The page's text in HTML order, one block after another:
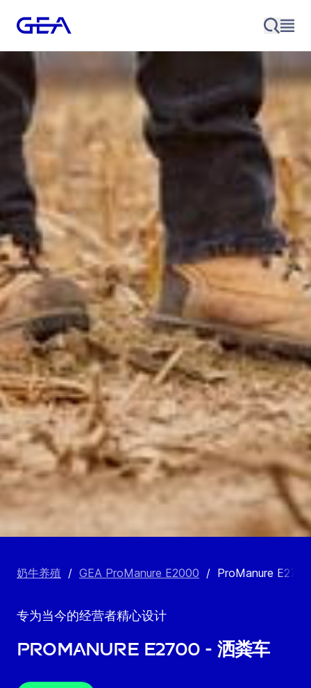
奶牛养殖 / GEA ProManure E2000 / ProManure
专为当今的经营者精心设计
ProManure E2700 - 洒粪车